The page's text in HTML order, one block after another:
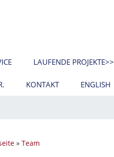
LAUFENDE PROJEKTE>>
KONTAKT ENGLISH
» Team